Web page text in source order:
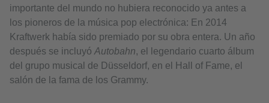
importante del mundo no hubiera reconocido ya antes a
los pioneros de la música pop electrónica: En 2014
Kraftwerk había sido premiado por su obra entera. Un año
después se incluyó Autobahn, el legendario cuarto álbum
del grupo musical de Düsseldorf, en el Hall of Fame, el
salón de la fama de los Grammy.